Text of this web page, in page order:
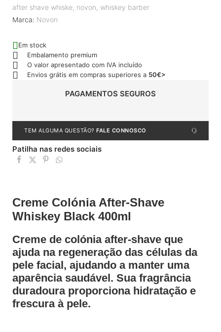
after shave whiske, novon, whiskey barber
Marca: Novon
Em stock
Embalamento premium
O valor apresentado com IVA incluído
Envios grátis em compras superiores a 50€>
PAGAMENTOS SEGUROS
TEM ALGUMA QUESTÃO? FALE CONNOSCO
Patilha nas redes sociais
Creme Colónia After-Shave
Whiskey Black 400ml
Creme de colónia after-shave que
ajuda na regeneração das células da
pele facial, ajudando a manter uma
aparência saudável. Sua fragrância
duradoura proporciona hidratação e
frescura à pele.